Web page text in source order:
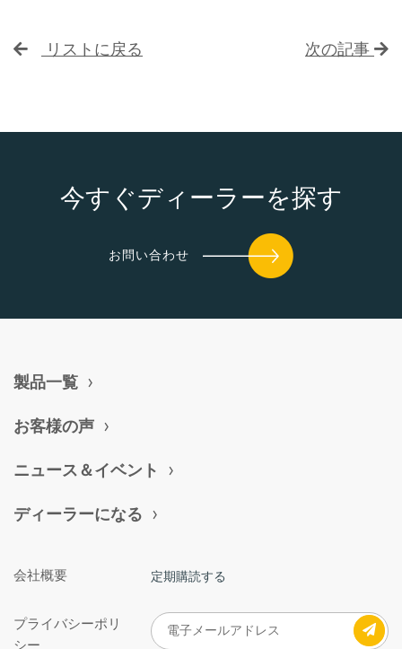
リストに戻る 次の記事
今すぐディーラーを探す
お問い合わせ
製品一覧
お客様の声
ニュース＆イベント
ディーラーになる
会社概要
プライバシーポリ
定期購読する